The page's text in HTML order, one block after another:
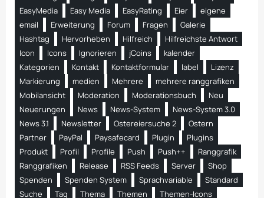
EasyMedia
Easy Media EasyRating Eier
eigene
email
Erweiterung Forum Fragen
Galerie
Hashtag
Hervorheben Hilfreich
Hilfreichste Antwort
Icon
Icons Ignorieren jCoins
kalender
Kategorien
Kontakt Kontaktformular label
Lizenz
Markierung
medien Mehrere
mehrere ranggrafiken
Mobilansicht
Moderation Moderationsbuch
Neu
Neuerungen
News News-System
News-System 3.0
News 3.1
Newsletter Ostereiersuche 2
Ostern
Partner
PayPal Paysafecard Plugin
Plugins
Produkt
Profil Profile Push Push++
Ranggrafik
Ranggrafiken
Release RSS Feeds Server
Shop
Spenden
Spenden System Sprachvariable
Standard
Suche
Tag Thema Themen
Themen-Icons